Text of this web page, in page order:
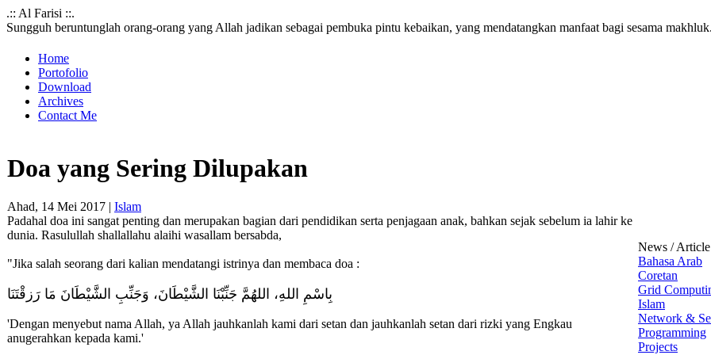
.:: Al Farisi ::.
Sungguh beruntunglah orang-orang yang Allah jadikan sebagai pembuka pintu kebaikan, yang mendatangkan manfaat bagi sesama makhluk.
Home
Portofolio
Download
Archives
Contact Me
Doa yang Sering Dilupakan
Ahad, 14 Mei 2017 | Islam
Padahal doa ini sangat penting dan merupakan bagian dari pendidikan serta penjagaan anak, bahkan sejak sebelum ia lahir ke
dunia. Rasulullah shallallahu alaihi wasallam bersabda,
"Jika salah seorang dari kalian mendatangi istrinya dan membaca doa :
بِاسْمِ اللهِ، اللهُمَّ جَنِّبْنَا الشَّيْطَانَ، وَجَنِّبِ الشَّيْطَانَ مَا رَزقْتَنَا
'Dengan menyebut nama Allah, ya Allah jauhkanlah kami dari setan dan jauhkanlah setan dari rizki yang Engkau
anugerahkan kepada kami.'
News / Article
Bahasa Arab
Coretan
Grid
Islam
Network &
Programming
Projects